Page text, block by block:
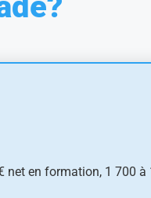
net en formation, 1 700